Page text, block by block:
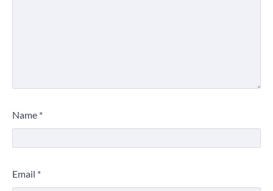
Name *
Email *